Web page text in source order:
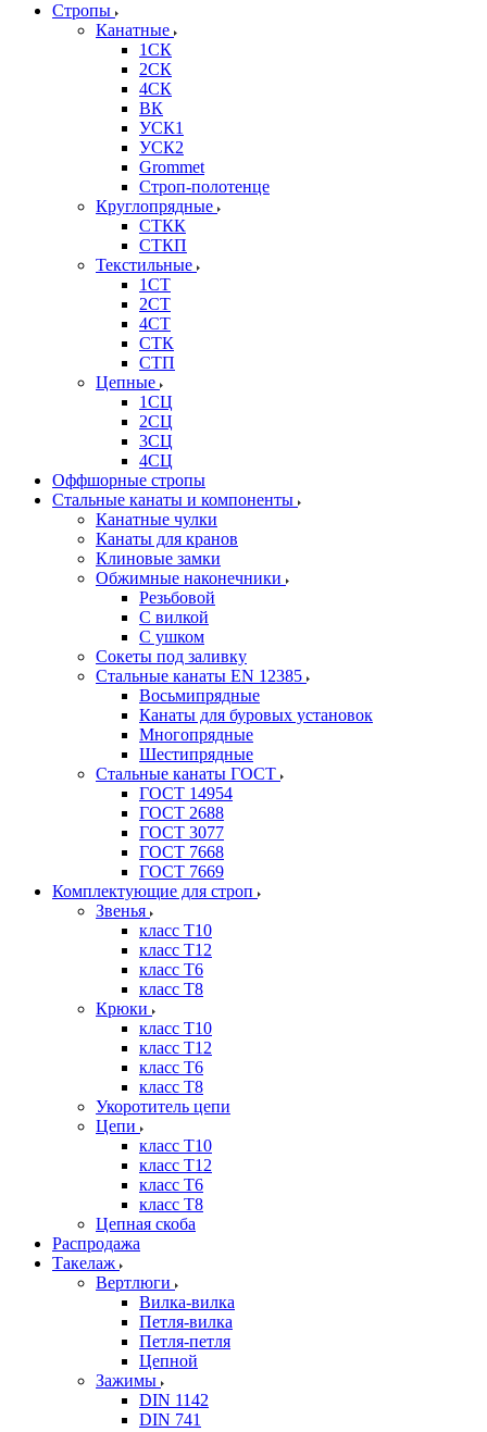
Стропы
Канатные
1СК
2СК
4СК
ВК
УСК1
УСК2
Grommet
Строп-полотенце
Круглопрядные
СТКК
СТКП
Текстильные
1СТ
2СТ
4СТ
СТК
СТП
Цепные
1СЦ
2СЦ
3СЦ
4СЦ
Оффшорные стропы
Стальные канаты и компоненты
Канатные чулки
Канаты для кранов
Клиновые замки
Обжимные наконечники
Резьбовой
С вилкой
С ушком
Сокеты под заливку
Стальные канаты EN 12385
Восьмипрядные
Канаты для буровых установок
Многопрядные
Шестипрядные
Стальные канаты ГОСТ
ГОСТ 14954
ГОСТ 2688
ГОСТ 3077
ГОСТ 7668
ГОСТ 7669
Комплектующие для строп
Звенья
класс Т10
класс Т12
класс Т6
класс Т8
Крюки
класс Т10
класс Т12
класс Т6
класс Т8
Укоротитель цепи
Цепи
класс Т10
класс Т12
класс Т6
класс Т8
Цепная скоба
Распродажа
Такелаж
Вертлюги
Вилка-вилка
Петля-вилка
Петля-петля
Цепной
Зажимы
DIN 1142
DIN 741